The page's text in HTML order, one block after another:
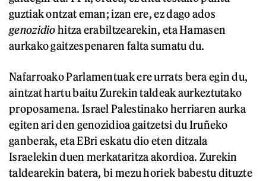
guztiak ontzat eman; izan ere, ez dago ados
genozidiohitza erabiltzearekin, eta Hamasen
aurkako gaitzespenaren falta sumatu du.
Nafarroako Parlamentuak ere urrats bera egin du,
aintzat hartu baitu Zurekin taldeak aurkeztutako
proposamena. Israel Palestinako herriaren aurka
egiten ari den genozidioa gaitzetsi du Iruñeko
ganberak, eta EBri eskatu dio eten ditzala
Israelekin duen merkataritza akordioa. Zurekin
taldearekin batera, bi mezu horiek babestu dituzte